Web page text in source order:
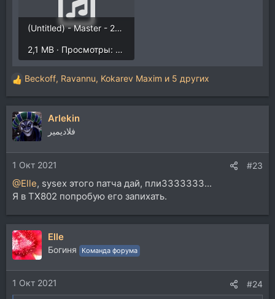
(Untitled) - Master - 2021-09-27.mp3
2,1 MB · Просмотры: 1.608
Р
е
а
к
ц
и
и
:
Beckoff, Ravannu, Kokarev Maxim и 5 других
Arlekin
فلاديمير
1 Окт 2021 #23
@Elle, sysex этого патча дай, пли3333333...
Я в ТХ802 попробую его запихать.
Elle
Богиня Команда форума
1 Окт 2021 #24